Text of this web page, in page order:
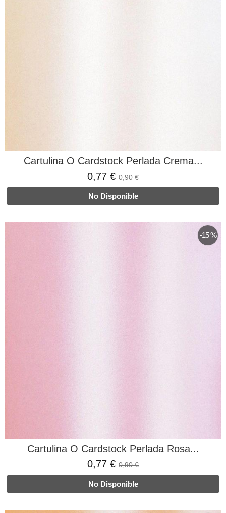
Cartulina O Cardstock Perlada Crema...
0,77 € 0,90 €
No Disponible
-15 %
Cartulina O Cardstock Perlada Rosa...
0,77 € 0,90 €
No Disponible